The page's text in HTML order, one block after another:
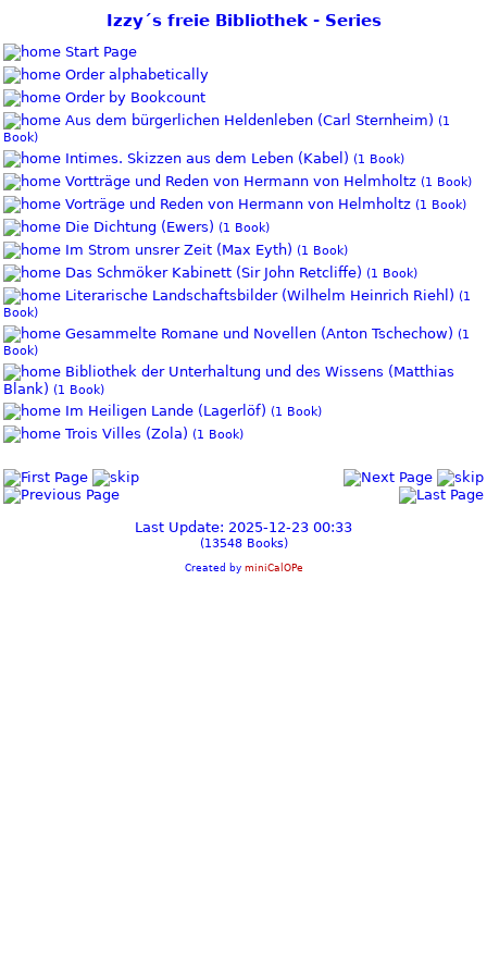
Izzy´s freie Bibliothek - Series
Start Page
Order alphabetically
Order by Bookcount
Aus dem bürgerlichen Heldenleben (Carl Sternheim) (1
Book)
Intimes. Skizzen aus dem Leben (Kabel) (1 Book)
Vortträge und Reden von Hermann von Helmholtz (1 Book)
Vorträge und Reden von Hermann von Helmholtz (1 Book)
Die Dichtung (Ewers) (1 Book)
Im Strom unsrer Zeit (Max Eyth) (1 Book)
Das Schmöker Kabinett (Sir John Retcliffe) (1 Book)
Literarische Landschaftsbilder (Wilhelm Heinrich Riehl) (1
Book)
Gesammelte Romane und Novellen (Anton Tschechow) (1
Book)
Bibliothek der Unterhaltung und des Wissens (Matthias
Blank) (1 Book)
Im Heiligen Lande (Lagerlöf) (1 Book)
Trois Villes (Zola) (1 Book)
Last Update: 2025-12-23 00:33
(13548 Books)
Created by miniCalOPe